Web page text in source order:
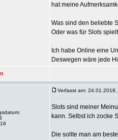
hat meine
Was sind den beliebte
Oder was für Slots
Ich habe Online eine
Deswegen wäre jede
Verfasst am:
Slots sind meiner
kann. Selbst ich zocke
Die sollte man am